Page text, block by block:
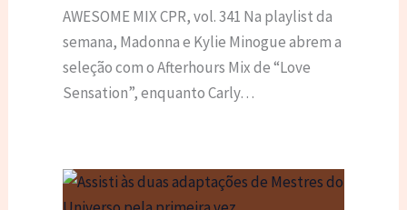
AWESOME MIX CPR, vol. 341 Na playlist da
semana, Madonna e Kylie Minogue abrem a
seleção com o Afterhours Mix de “Love
Sensation”, enquanto Carly…